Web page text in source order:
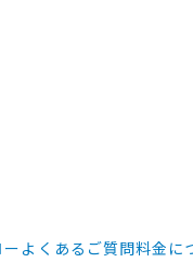
よくあるご質問料金に